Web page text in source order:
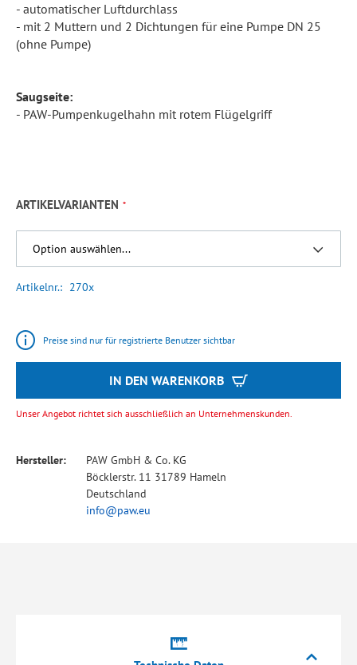
- automatischer Luftdurchlass
- mit 2 Muttern und 2 Dichtungen für eine Pumpe DN 25
(ohne Pumpe)
Saugseite:
- PAW-Pumpenkugelhahn mit rotem Flügelgriff
ARTIKELVARIANTEN
Artikelnr. 270x
Preise sind nur für registrierte Benutzer sichtbar
IN DEN WARENKORB
Unser Angebot richtet sich ausschließlich an Unternehmenskunden.
Hersteller:
PAW GmbH & Co. KG
Böcklerstr. 11 31789 Hameln
Deutschland
info@paw.eu